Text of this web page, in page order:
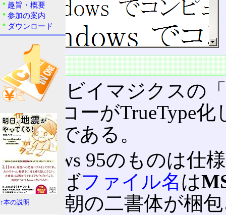
仕様
リョービイマジクスの
に、リコーがTrueType化
た製品である。
Windows 95のものは仕
であればファイル名は
MS P明朝の二書体が梱
趣旨・概要
参加の案内
ダウンロード
↑本の説明